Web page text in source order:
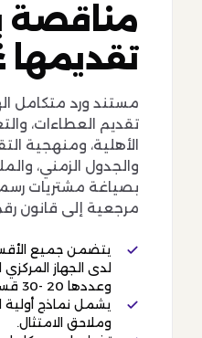
مناقصة
تقديمها
مستند ورد متكامل
تقديم العطاءات،
الأهلية، ومنهجية
والجدول الزمني،
بصياغة مشتريات
مرجعية إلى قانون رقم 49 لسنة
يتضمن جميع
لدى الجهاز
وعددها 20 -30 قسماً.
يشمل نماذج أولية
وملاحق الامتثال.